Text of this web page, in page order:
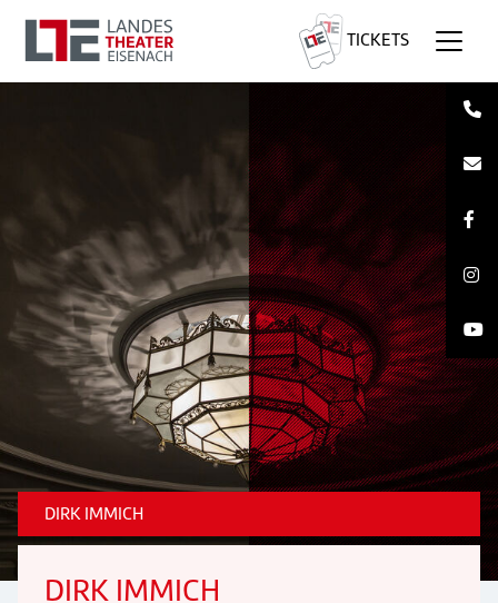
TICKETS
DIRK IMMICH
DIRK IMMICH